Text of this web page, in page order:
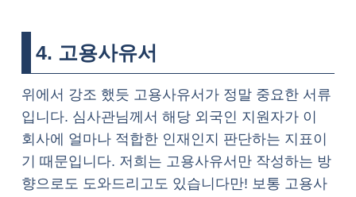
4. 고용사유서
위에서 강조 했듯 고용사유서가 정말 중요한 서류
입니다. 심사관님께서 해당 외국인 지원자가 이
회사에 얼마나 적합한 인재인지 판단하는 지표이
기 때문입니다. 저희는 고용사유서만 작성하는 방
향으로도 도와드리고도 있습니다만! 보통 고용사